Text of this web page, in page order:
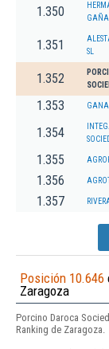
1.350
1.351
SL
1.352
1.353
1.354
1.355
1.356
1.357
Posición 10.646
Zaragoza
Porcino Daroca
Ranking de Zaragoza.